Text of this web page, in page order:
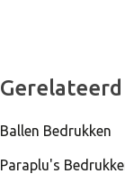
Ballen Bedrukken
Paraplu's